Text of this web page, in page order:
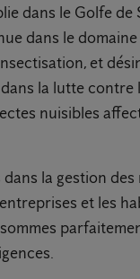
dans le Golfe de
dans le
et
la lutte contre
nuisibles
la gestion des
et les
sommes